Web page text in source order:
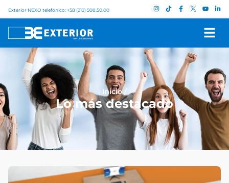
Exterior NEXO telefónico: +58 (212) 508.50.00
Inicio/
Lo más destacado